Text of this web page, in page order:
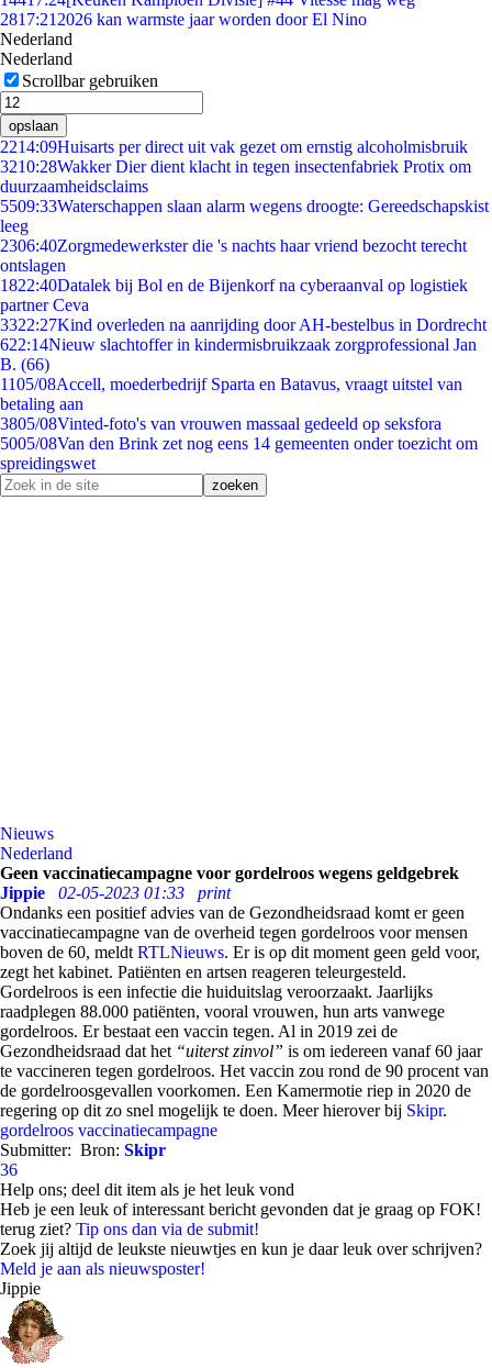
2817:21 2026 kan warmste jaar worden door El Nino
Nederland
Nederland
Scrollbar gebruiken
opslaan
2214:09Huisarts per direct uit vak gezet om ernstig alcoholmisbruik
3210:28Wakker Dier dient klacht in tegen insectenfabriek Protix om
duurzaamheidsclaims
5509:33Waterschappen slaan alarm wegens droogte: Gereedschapskist
leeg
2306:40Zorgmedewerkster die 's nachts haar vriend bezocht terecht
ontslagen
1822:40Datalek bij Bol en de Bijenkorf na cyberaanval op logistiek
partner Ceva
3322:27Kind overleden na aanrijding door AH-bestelbus in Dordrecht
622:14Nieuw slachtoffer in kindermisbruikzaak zorgprofessional Jan
B. (66)
1105/08Accell, moederbedrijf Sparta en Batavus, vraagt uitstel van
betaling aan
3805/08Vinted-foto's van vrouwen massaal gedeeld op seksfora
5005/08Van den Brink zet nog eens 14 gemeenten onder toezicht om
spreidingswet
Nieuws
Nederland
Geen vaccinatiecampagne voor gordelroos wegens geldgebrek
Jippie
02-05-2023 01:33
print
Ondanks een positief advies van de Gezondheidsraad komt er geen
vaccinatiecampagne van de overheid tegen gordelroos voor mensen
boven de 60, meldt RTLNieuws. Er is op dit moment geen geld voor,
zegt het kabinet. Patiënten en artsen reageren teleurgesteld.
Gordelroos is een infectie die huiduitslag veroorzaakt. Jaarlijks
raadplegen 88.000 patiënten, vooral vrouwen, hun arts vanwege
gordelroos. Er bestaat een vaccin tegen. Al in 2019 zei de
Gezondheidsraad dat het “uiterst zinvol” is om iedereen vanaf 60 jaar
te vaccineren tegen gordelroos. Het vaccin zou rond de 90 procent van
de gordelroosgevallen voorkomen. Een Kamermotie riep in 2020 de
regering op dit zo snel mogelijk te doen. Meer hierover bij Skipr.
gordelroos vaccinatiecampagne
Submitter: Bron: Skipr
36
Help ons; deel dit item als je het leuk vond
Heb je een leuk of interessant bericht gevonden dat je graag op FOK!
terug ziet? Tip ons dan via de submit!
Zoek jij altijd de leukste nieuwtjes en kun je daar leuk over schrijven?
Meld je aan als nieuwsposter!
Jippie